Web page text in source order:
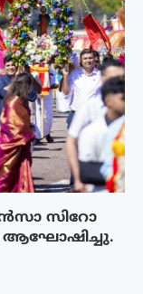
സിറോ
ആഘോഷിച്ചു.